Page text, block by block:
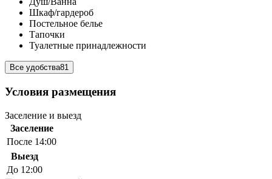
Шкаф/гардероб
Постельное белье
Тапочки
Туалетные принадлежности
Все удобства81
Условия размещения
Заселение и выезд
Заселение
После 14:00
Выезд
До 12:00